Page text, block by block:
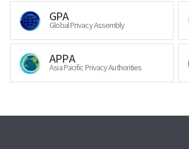
GPA
Global Privacy Assembly
APPA
Asia Pacific Privacy Authorities